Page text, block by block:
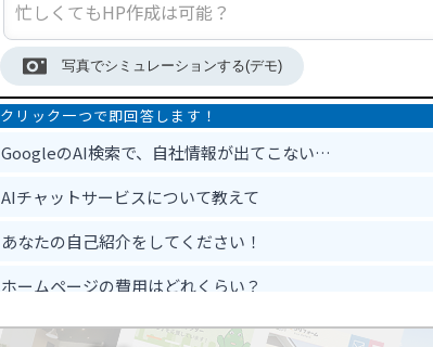
写真でシミュレーションする(デモ)
GoogleのAI検索で、自社情報が出てこない…
AIチャットサービスについて教えて
あなたの自己紹介をしてください！
ホームページの費用はどれくらい？
ホームページ作って反響は出るの？